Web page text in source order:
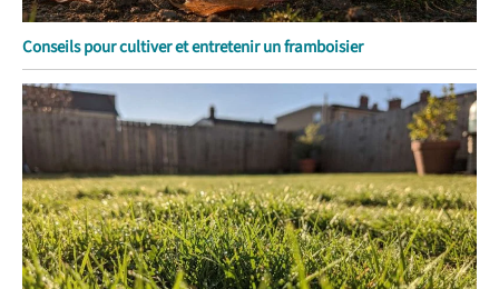
Conseils pour cultiver et entretenir un framboisier